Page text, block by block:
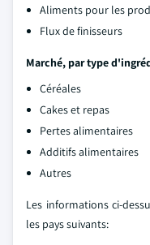
Aliments pour les
Flux de finisseurs
Marché, par type
Céréales
Cakes et repas
Pertes alimentaires
Additifs alimentaires
Autres
Les informations ci-
les pays suivants: